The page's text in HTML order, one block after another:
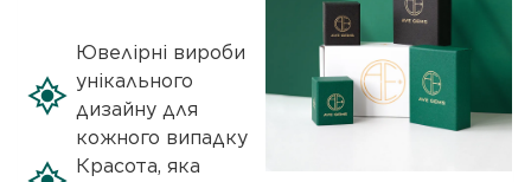
Ювелірні вироби
унікального
дизайну для
кожного випадку
Красота, яка